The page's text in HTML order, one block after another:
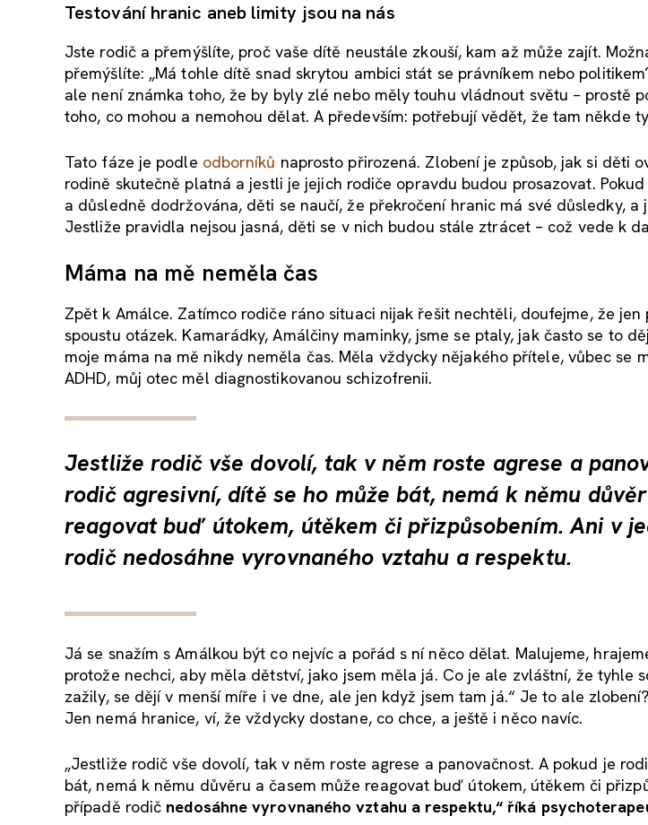
Testování hranic aneb limity jsou na nás
Jste rodič a přemýšlíte, proč vaše dítě neustále zkouší, kam až může zajít.
přemýšlíte: „Má tohle dítě snad skrytou ambici stát se právníkem nebo
ale není známka toho, že by byly zlé nebo měly touhu vládnout světu – prostě
toho, co mohou a nemohou dělat. A především: potřebují vědět, že tam někde
Tato fáze je podle odborníků naprosto přirozená. Zlobení je způsob, jak si děti
rodině skutečně platná a jestli je jejich rodiče opravdu budou prosazovat.
a důsledně dodržována, děti se naučí, že překročení hranic má své důsledky, a
Jestliže pravidla nejsou jasná, děti se v nich budou stále ztrácet – což vede k
Máma na mě neměla čas
Zpět k Amálce. Zatímco rodiče ráno situaci nijak řešit nechtěli, doufejme, že
spoustu otázek. Kamarádky, Amálčiny maminky, jsme se ptaly, jak často se to
moje máma na mě nikdy neměla čas. Měla vždycky nějakého přítele, vůbec se
ADHD, můj otec měl diagnostikovanou schizofrenii.
Jestliže rodič vše dovolí, tak v něm roste agrese a
rodič agresivní, dítě se ho může bát, nemá k němu
reagovat buď útokem, útěkem či přizpůsobením. Ani v
rodič nedosáhne vyrovnaného vztahu a respektu.
Já se snažím s Amálkou být co nejvíc a pořád s ní něco dělat. Malujeme,
protože nechci, aby měla dětství, jako jsem měla já. Co je ale zvláštní, že tyhle
zažily, se dějí v menší míře i ve dne, ale jen když jsem tam já.“ Je to ale
Jen nemá hranice, ví, že vždycky dostane, co chce, a ještě i něco navíc.
„Jestliže rodič vše dovolí, tak v něm roste agrese a panovačnost. A pokud je
bát, nemá k němu důvěru a časem může reagovat buď útokem, útěkem či
případě rodič nedosáhne vyrovnaného vztahu a respektu,“říká